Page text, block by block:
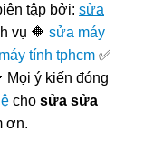
tập bởi: sửa
vụ 🔶 sửa máy
tính tphcm✅
Mọi ý kiến đóng
cho sửa sửa
ơn.